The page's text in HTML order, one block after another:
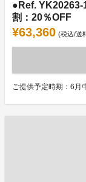
●Ref.
割：20％OFF
¥63,360 (税込/送
ご提供予定時期：6月